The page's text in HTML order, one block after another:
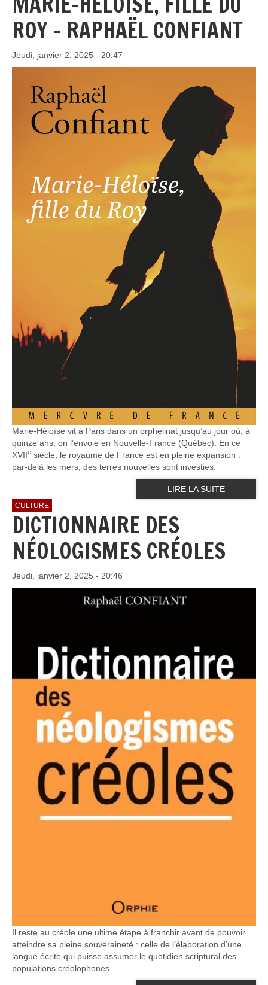
ROY - RAPHAËL CONFIANT
Jeudi, janvier 2, 2025 - 20:47
Marie-Héloïse vit à Paris dans un orphelinat jusqu’au jour où, à
quinze ans, on l’envoie en Nouvelle-France (Québec). En ce
XVIIe siècle, le royaume de France est en pleine expansion :
par-delà les mers, des terres nouvelles sont investies.
LIRE LA SUITE
CULTURE
DICTIONNAIRE DES
NÉOLOGISMES CRÉOLES
Jeudi, janvier 2, 2025 - 20:46
Il reste au créole une ultime étape à franchir avant de pouvoir
atteindre sa pleine souveraineté : celle de l’élaboration d’une
langue écrite qui puisse assumer le quotidien scriptural des
populations créolophones.